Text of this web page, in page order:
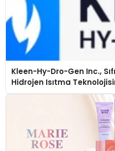
Kleen-Hy-Dro-Gen Inc.,
Hidrojen Isıtma
Düzenleyici Onaylarını Aldı